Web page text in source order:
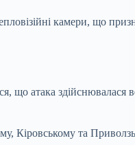
камери, що
що атака
Кіровському та